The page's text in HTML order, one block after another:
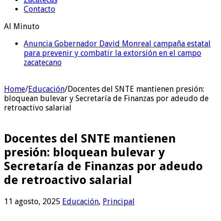
Contacto
Al Minuto
Anuncia Gobernador David Monreal campaña estatal
para prevenir y combatir la extorsión en el campo
zacatecano
Home/Educación/Docentes del SNTE mantienen presión:
bloquean bulevar y Secretaría de Finanzas por adeudo de
retroactivo salarial
Docentes del SNTE mantienen
presión: bloquean bulevar y
Secretaría de Finanzas por adeudo
de retroactivo salarial
11 agosto, 2025 Educación, Principal